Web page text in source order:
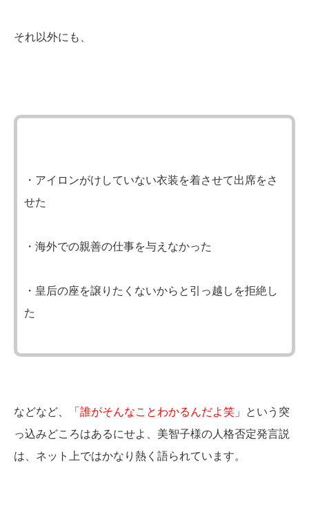
それ以外にも、
・アイロンがけしていない衣装を着させて出席をさ
せた
・海外での親善の仕事を与えなかった
・皇后の座を譲りたくないからと引っ越しを拒絶し
た
などなど、「 誰がそんなことわかるんだよ笑 」という突
っ込みどころはあるにせよ、美智子様の人格否定発言説
は、ネット上ではかなり熱く語られています。